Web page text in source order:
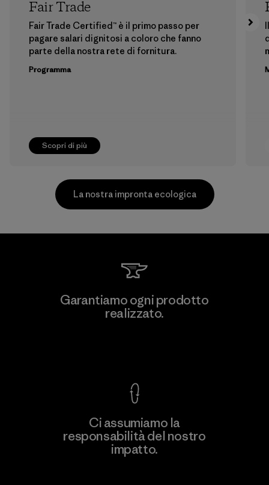
Scopri di più
Fair Trade
Fair Trade Certified™ è il primo passo per
pagare salari dignitosi a coloro che fanno
parte della nostra rete di fornitura.
Programma
Scopri di più
Teijin Frontier Co., Ltd.
La nostra impronta ecologica
Garantiamo ogni prodotto
realizzato.
Ci assumiamo la
responsabilità del nostro
impatto.